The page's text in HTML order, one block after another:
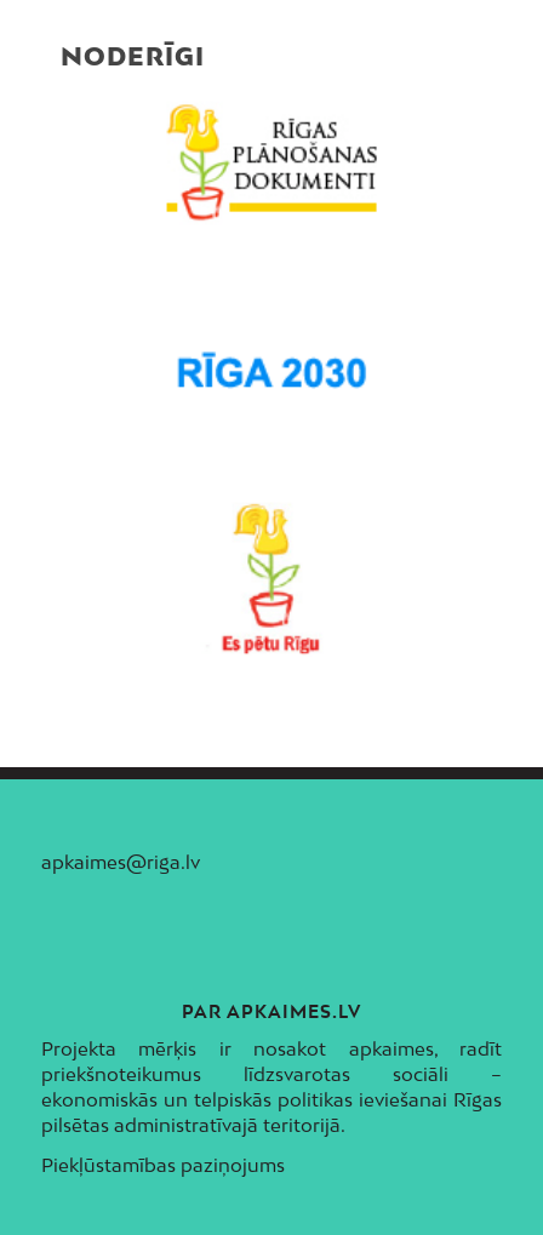
NODERĪGI
apkaimes@riga.lv
PAR APKAIMES.LV
Projekta mērķis ir nosakot apkaimes, radīt
priekšnoteikumus līdzsvarotas sociāli –
ekonomiskās un telpiskās politikas ieviešanai Rīgas
pilsētas administratīvajā teritorijā.
Piekļūstamības paziņojums